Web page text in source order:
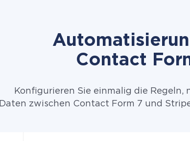
Contact
Konfigurieren Sie einmalig die
Daten zwischen Contact Form 7 und